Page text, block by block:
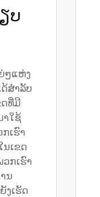
ບ
ໆແຫ່ງ
ສຳລັບ
ດທີ່ມີ
າໃຊ້
ກເຮົາ
ນເຂດ
ວກເຮົາ
ນ
ງເຮັດ